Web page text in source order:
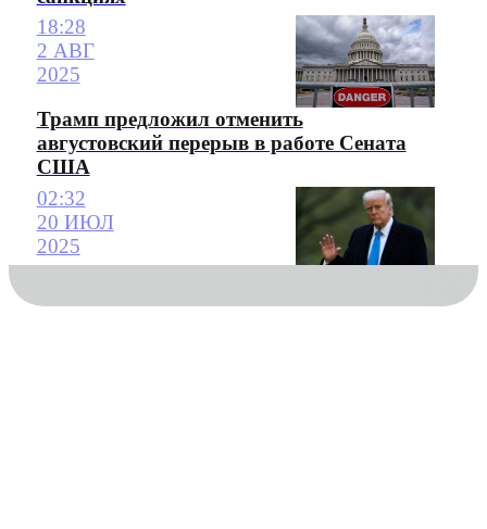
18:28
2 АВГ
2025
Трамп предложил отменить
августовский перерыв в работе Сената
США
02:32
20 ИЮЛ
2025